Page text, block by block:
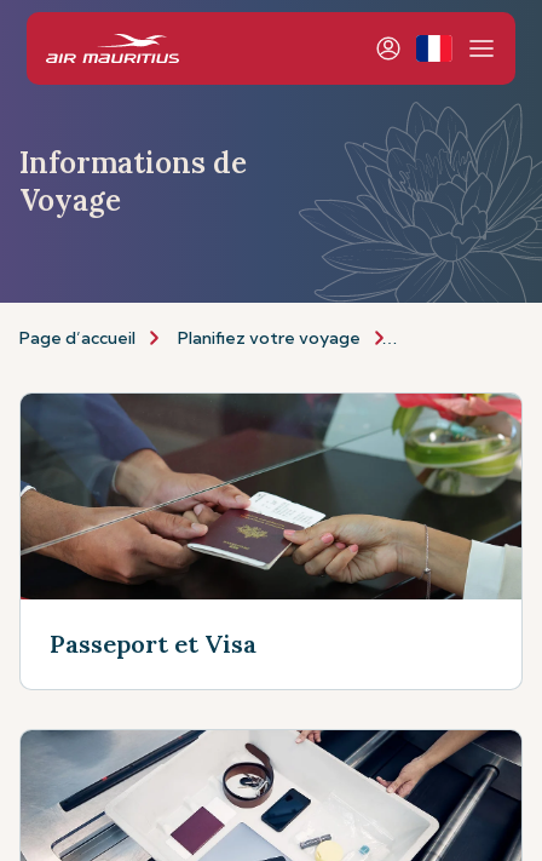
Informations de
Voyage
Page d’accueil Planifiez votre voyage
Passeport et Visa